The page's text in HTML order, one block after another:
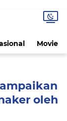
Movie
oleh